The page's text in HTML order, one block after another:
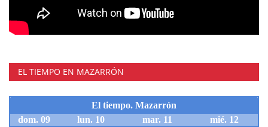
EL TIEMPO EN MAZARRÓN